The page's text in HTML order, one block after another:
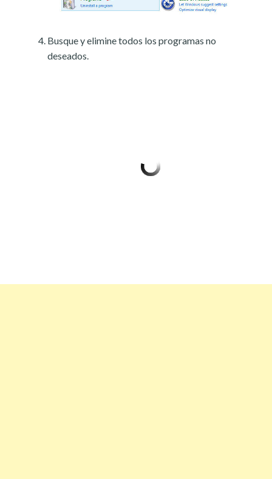
Busque y elimine todos los programas no
deseados.